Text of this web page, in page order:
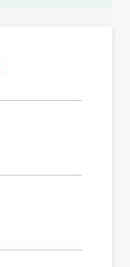
کاربری